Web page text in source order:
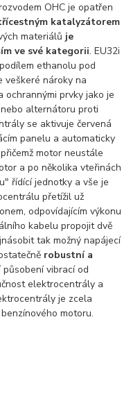
OHC je opatřen
katalyzátorem
materiálů je
ve své kategorii. EU32i
ethanolu pod
veškeré nároky na
ochrannými prvky jako je
alternátoru proti
se aktivuje červená
panelu a automaticky
motor neustále
a po několika vteřinách
řídící jednotky a vše je
přetížil už
odpovídajícím výkonu
kabelu propojit dvě
tak možný napájecí
robustní a
působení vibrací od
elektrocentrály a
je zcela
motoru.